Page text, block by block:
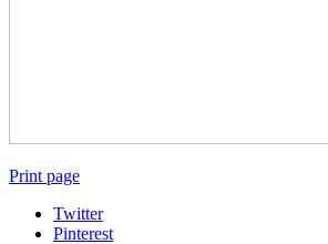
Print page
Twitter
Pinterest